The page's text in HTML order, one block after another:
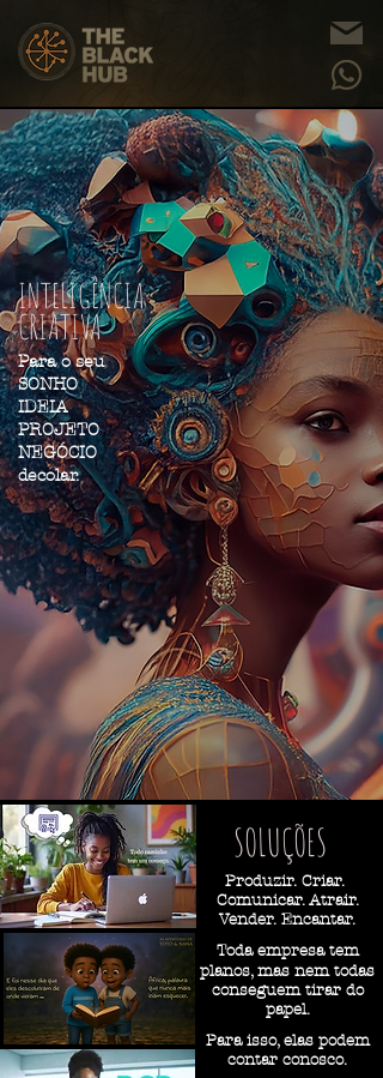
INTELIGÊNCIA
CRIATIVA
Parao seu
SONHO
IDEIA
PROJETO
NEGÓCIO
decolar.
SOLUÇÕES
Produzir. Criar.
Comunicar. Atrair.
Vender. Encantar.
Toda empresa tem
planos,mas nem todas
conseguemtirar do
papel.
Para isso, elas podem
contar conosco.